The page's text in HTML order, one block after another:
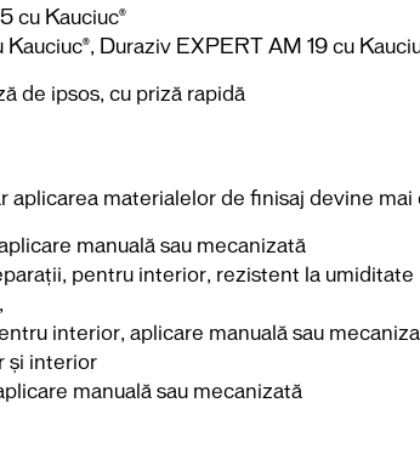
cu Kauciuc®
Duraziv EXPERT AM 19 cu
de ipsos, cu priză rapidă
materialelor de finisaj devine mai
manuală sau mecanizată
pentru interior, rezistent la umiditate
interior, aplicare manuală sau
și interior
manuală sau mecanizată